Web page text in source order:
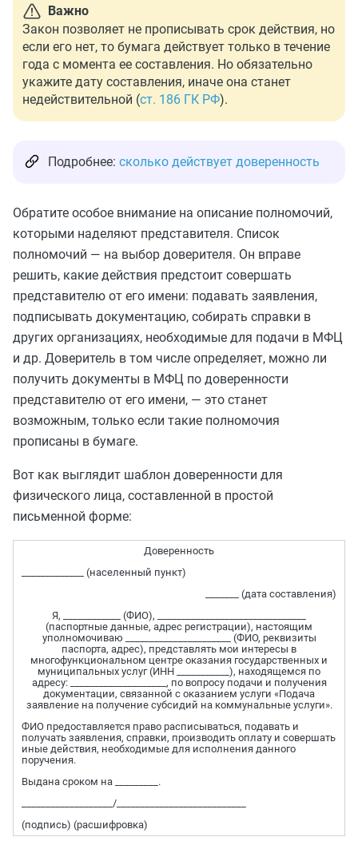
Важно
Закон позволяет не прописывать срок действия, но
если его нет, то бумага действует только в течение
года с момента ее составления. Но обязательно
укажите дату составления, иначе она станет
недействительной (ст. 186 ГК РФ).
Подробнее: сколько действует доверенность
Обратите особое внимание на описание полномочий,
которыми наделяют представителя. Список
полномочий — на выбор доверителя. Он вправе
решить, какие действия предстоит совершать
представителю от его имени: подавать заявления,
подписывать документацию, собирать справки в
других организациях, необходимые для подачи в МФЦ
и др. Доверитель в том числе определяет, можно ли
получить документы в МФЦ по доверенности
представителю от его имени, — это станет
возможным, только если такие полномочия
прописаны в бумаге.
Вот как выглядит шаблон доверенности для
физического лица, составленной в простой
письменной форме:
Доверенность
_____________ (населенный пункт)
_______ (дата составления)
Я, ____________ (ФИО), _______________________________
(паспортные данные, адрес регистрации), настоящим
уполномочиваю ______________________ (ФИО, реквизиты
паспорта, адрес), представлять мои интересы в
многофункциональном центре оказания государственных и
муниципальных услуг (ИНН ___________), находящемся по
адресу: ____________________, по вопросу подачи и получения
документации, связанной с оказанием услуги «Подача
заявление на получение субсидий на коммунальные услуги».
ФИО предоставляется право расписываться, подавать и
получать заявления, справки, производить оплату и совершать
иные действия, необходимые для исполнения данного
поручения.
Выдана сроком на _________.
___________________/___________________________
(подпись) (расшифровка)